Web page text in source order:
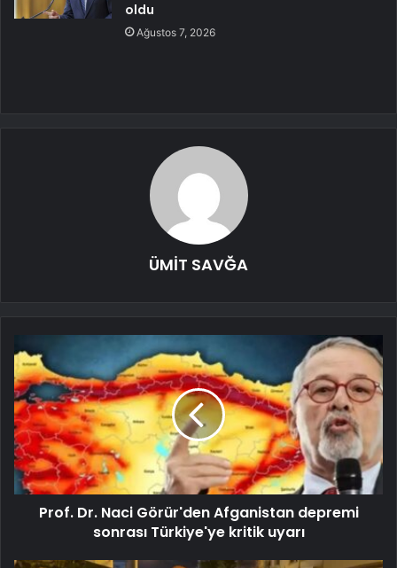
oldu
Ağustos 7, 2026
ÜMİT SAVĞA
Prof. Dr. Naci Görür'den Afganistan depremi
sonrası Türkiye'ye kritik uyarı